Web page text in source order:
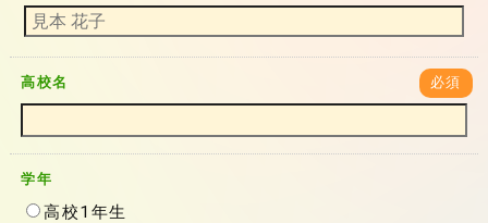
高校名 必須
学年
高校1年生